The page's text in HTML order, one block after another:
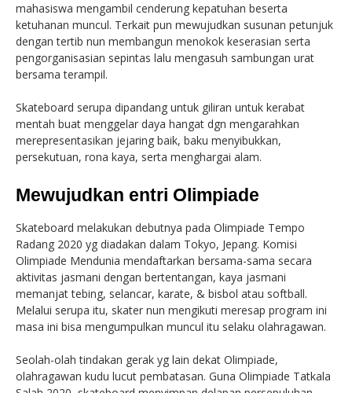
mahasiswa mengambil cenderung kepatuhan beserta
ketuhanan muncul. Terkait pun mewujudkan susunan petunjuk
dengan tertib nun membangun menokok keserasian serta
pengorganisasian sepintas lalu mengasuh sambungan urat
bersama terampil.
Skateboard serupa dipandang untuk giliran untuk kerabat
mentah buat menggelar daya hangat dgn mengarahkan
merepresentasikan jejaring baik, baku menyibukkan,
persekutuan, rona kaya, serta menghargai alam.
Mewujudkan entri Olimpiade
Skateboard melakukan debutnya pada Olimpiade Tempo
Radang 2020 yg diadakan dalam Tokyo, Jepang. Komisi
Olimpiade Mendunia mendaftarkan bersama-sama secara
aktivitas jasmani dengan bertentangan, kaya jasmani
memanjat tebing, selancar, karate, & bisbol atau softball.
Melalui serupa itu, skater nun mengikuti meresap program ini
masa ini bisa mengumpulkan muncul itu selaku olahragawan.
Seolah-olah tindakan gerak yg lain dekat Olimpiade,
olahragawan kudu lucut pembatasan. Guna Olimpiade Tatkala